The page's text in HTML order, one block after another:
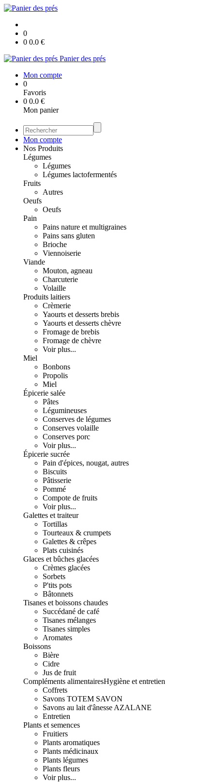
0
0 0.0 €
Panier des prés
Mon compte
0
Favoris
0 0.0 €
Mon panier
Mon compte
Nos Produits
Légumes
Légumes
Légumes lactofermentés
Fruits
Autres
Oeufs
Oeufs
Pain
Pains nature et multigraines
Pains sans gluten
Brioche
Viennoiserie
Viande
Mouton, agneau
Charcuterie
Volaille
Produits laitiers
Crèmerie
Yaourts et desserts brebis
Yaourts et desserts chèvre
Fromage de brebis
Fromage de chèvre
Voir plus...
Miel
Bonbons
Propolis
Miel
Épicerie salée
Pâtes
Légumineuses
Conserves de légumes
Conserves volaille
Conserves porc
Voir plus...
Épicerie sucrée
Pain d'épices, nougat, autres
Biscuits
Pâtisserie
Pommé
Compote de fruits
Voir plus...
Galettes et traiteur
Tortillas
Tourteaux & crumpets
Galettes & crêpes
Plats cuisinés
Glaces et bûches glacées
Crèmes glacées
Sorbets
P'tits pots
Bâtonnets
Tisanes et boissons chaudes
Succédané de café
Tisanes mélanges
Tisanes simples
Aromates
Boissons
Bière
Cidre
Jus de fruit
Compléments alimentairesHygiène et entretien
Coffrets
Savons TOTEM SAVON
Savons au lait d'ânesse AZALANE
Entretien
Plants et semences
Fruitiers
Plants aromatiques
Plants médicinaux
Plants légumes
Plants fleurs
Voir plus...